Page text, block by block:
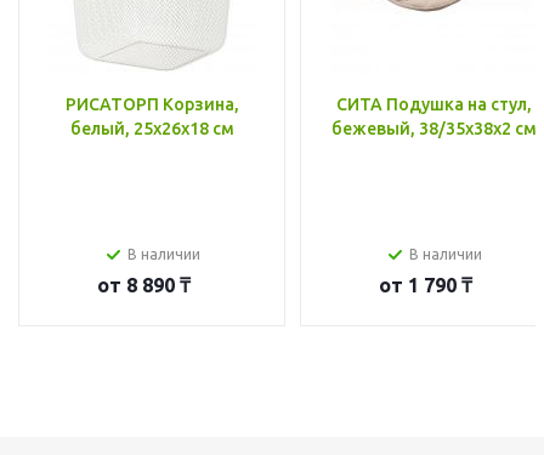
РИСАТОРП Корзина,
белый, 25x26x18 см
В наличии
от 8 890 ₸
СИТА Подушка на стул,
бежевый, 38/35x38x2 см
В наличии
от 1 790 ₸